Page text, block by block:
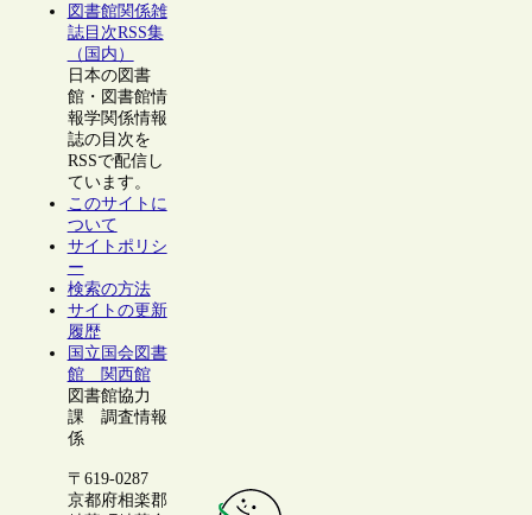
図書館関係雑
誌目次RSS集
（国内）
日本の図書
館・図書館情
報学関係情報
誌の目次を
RSSで配信し
ています。
このサイトに
ついて
サイトポリシ
ー
検索の方法
サイトの更新
履歴
国立国会図書
館 関西館
図書館協力
課 調査情報
係
〒619-0287
京都府相楽郡